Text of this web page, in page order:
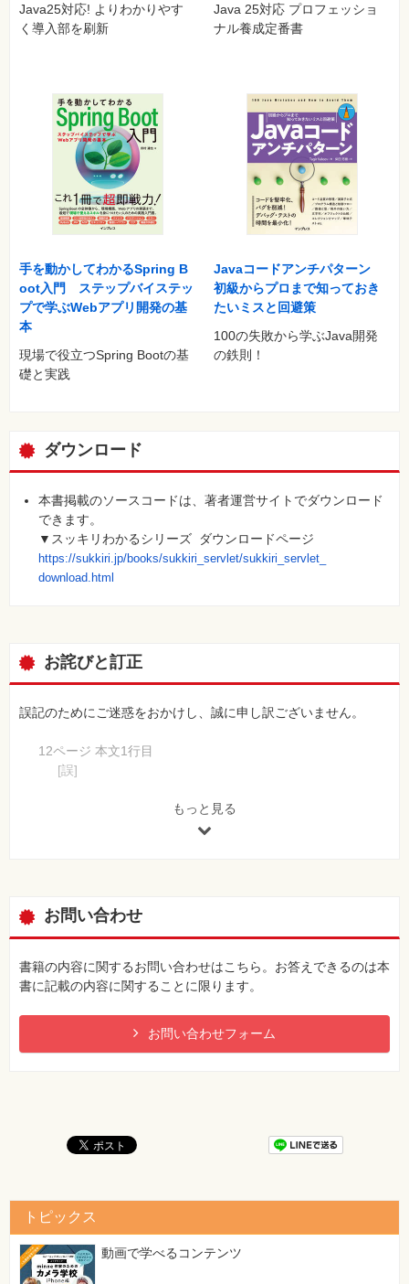
4.6 練習問題
4.7 練習問題の解答
5.2 リクエストパラメータの取得
5.3 フォームを使ったプログラムの作成
5.4 リクエストパラメータの応用
5.5 この章のまとめ
5.6 練習問題
5.7 練習問題の解答
第6章 MVCモデルと処理の遷移
6.1 MVCモデル
6.2 処理の転送
6.4 練習問題
6.5 練習問題の解答
7.2 リクエストスコープの基礎
7.3 リクエストスコープを使ったプログラムの作成
7.4 リクエストスコープの注意点
7.5 この章のまとめ
7.6 練習問題
7.7 練習問題の解答
8.4 セッションスコープの注意点
8.5 この章のまとめ
8.6 練習問題
8.7 練習問題の解答
第9章 アプリケーションスコープ
9.1 アプリケーションスコープの基本
9.2 アプリケーションスコープを使ったプログラムの作成
第10章 アプリケーション作成
10.2 開発の準備
10.3 ログイン機能を作成する
10.4 メイン画面を表示する
10.5 ログアウト機能を作成する
10.6 投稿と閲覧の機能を作成する
11.2 リスナー
11.3 フィルタ
11.4 この章のまとめ
11.5 練習問題
11.6 練習問題の解答
Java25対応! よりわかりやす
く導入部を刷新
Java 25対応 プロフェッショ
ナル養成定番書
手を動かしてわかるSpring B
oot入門 ステップバイステッ
プで学ぶWebアプリ開発の基
本
現場で役立つSpring Bootの基
礎と実践
Javaコードアンチパターン
初級からプロまで知っておき
たいミスと回避策
100の失敗から学ぶJava開発
の鉄則！
ダウンロード
本書掲載のソースコードは、著者運営サイトでダウンロード
できます。
▼スッキリわかるシリーズ ダウンロードページ
https://sukkiri.jp/books/sukkiri_servlet/sukkiri_servlet_
download.html
お詫びと訂正
誤記のためにご迷惑をおかけし、誠に申し訳ございません。
12ページ 本文1行目
[誤]
本書に掲載している主要なソースコード
ん。
【 第3刷にて修正 】
48ページ 練習1-2の解答 10行目
[誤]
ジニアの教育係もしている。実は結構お酒好き。
経験豊富なエンジニア。<br>開発のかたわら、若手エン
[誤]
これを覚れば、
99ページ コード3-5 現在の9行目下に1行追加
[誤]
9 out.println("</head>");
もっと見る
お問い合わせ
書籍の内容に関するお問い合わせはこちら。お答えできるのは本
書に記載の内容に関することに限ります。
お問い合わせフォーム
トピックス
動画で学べるコンテンツ